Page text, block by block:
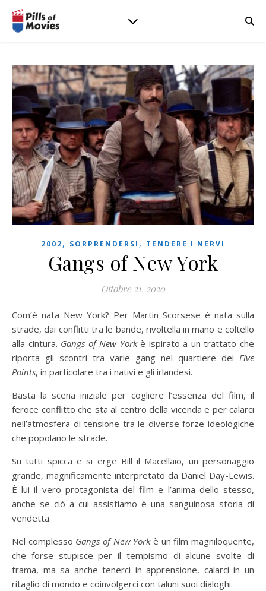
2002, SORPRENDERSI , TENDERE I NERVI
Gangs of New York
Ottobre 21, 2020
Com’è nata New York? Per Martin Scorsese è nata sulla
strade, dai conflitti tra le bande, rivoltella in mano e coltello
alla cintura. Gangs of New Yorkè ispirato a un trattato che
riporta gli scontri tra varie gang nel quartiere dei Five
Points, in particolare tra i nativi e gli irlandesi.
Basta la scena iniziale per cogliere l’essenza del film, il
feroce conflitto che sta al centro della vicenda e per calarci
nell’atmosfera di tensione tra le diverse forze ideologiche
che popolano le strade.
Su tutti spicca e si erge Bill il Macellaio, un personaggio
grande, magnificamente interpretato da Daniel Day-Lewis.
È lui il vero protagonista del film e l’anima dello stesso,
anche se ciò a cui assistiamo è una sanguinosa storia di
vendetta.
Nel complesso Gangs of New Yorkè un film magniloquente,
che forse stupisce per il tempismo di alcune svolte di
trama, ma sa anche tenerci in apprensione, calarci in un
ritaglio di mondo e coinvolgerci con taluni suoi dialoghi.